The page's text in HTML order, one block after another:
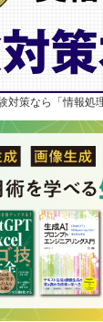
対策なら「情報処